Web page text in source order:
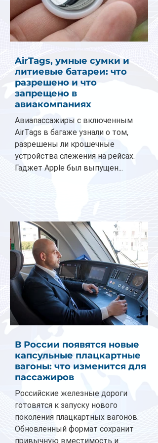
AirTags, умные сумки и
литиевые батареи: что
разрешено и что
запрещено в
авиакомпаниях
Авиапассажиры с включенным
AirTags в багаже узнали о том,
разрешены ли крошечные
устройства слежения на рейсах.
Гаджет Apple был выпущен...
В России появятся новые
капсульные плацкартные
вагоны: что изменится для
пассажиров
Российские железные дороги
готовятся к запуску нового
поколения плацкартных вагонов.
Обновленный формат сохранит
привычную вместимость и